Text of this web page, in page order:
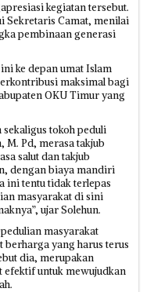
kegiatan tersebut.
Sekretaris Camat, menilai
pembinaan generasi
ke depan umat Islam
maksimal bagi
OKU Timur yang
sekaligus tokoh peduli
M. Pd, merasa takjub
salut dan takjub
dengan biaya mandiri
ini tentu tidak terlepas
masyarakat di sini
ujar Solehun.
masyarakat
yang harus terus
dia, merupakan
efektif untuk mewujudkan